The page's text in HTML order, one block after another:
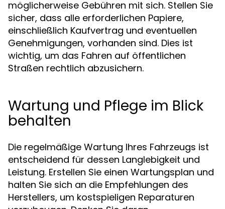
möglicherweise Gebühren mit sich. Stellen Sie
sicher, dass alle erforderlichen Papiere,
einschließlich Kaufvertrag und eventuellen
Genehmigungen, vorhanden sind. Dies ist
wichtig, um das Fahren auf öffentlichen
Straßen rechtlich abzusichern.
Wartung und Pflege im Blick
behalten
Die regelmäßige Wartung Ihres Fahrzeugs ist
entscheidend für dessen Langlebigkeit und
Leistung. Erstellen Sie einen Wartungsplan und
halten Sie sich an die Empfehlungen des
Herstellers, um kostspieligen Reparaturen